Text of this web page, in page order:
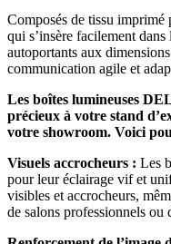
Composés de tissu
qui s’insère facilement
autoportants aux
communication agile et
Les boîtes lumineuses
précieux à votre stand
votre showroom. Voici
Visuels accrocheurs : Les
pour leur éclairage vif et
visibles et accrocheurs,
de salons professionnels ou